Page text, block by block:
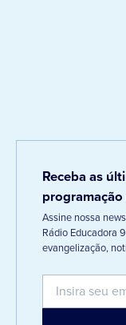
Receba as
Assine nossa
Rádio Educadora
evangelização,